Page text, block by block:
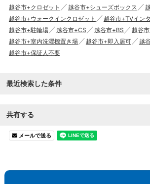
越谷市+クロゼット
越谷市+シューズボックス
越谷市+ウォークインクロゼット
越谷市+TVイン
越谷市+駐輪場
越谷市+CS 越谷市+BS
越谷
越谷市+室内洗濯機置き場
越谷市+即入居可
越
越谷市+保証人不要
最近検索した条件
共有する
メールで送る